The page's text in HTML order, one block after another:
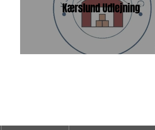
Kærslund Udlejning